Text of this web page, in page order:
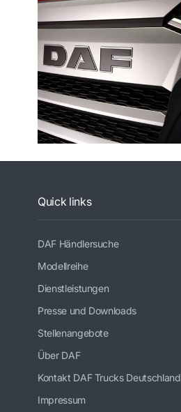
Quick links
DAF Händlersuche
Modellreihe
Dienstleistungen
Presse und Downloads
Stellenangebote
Über DAF
Kontakt DAF Trucks Deutschland
Impressum